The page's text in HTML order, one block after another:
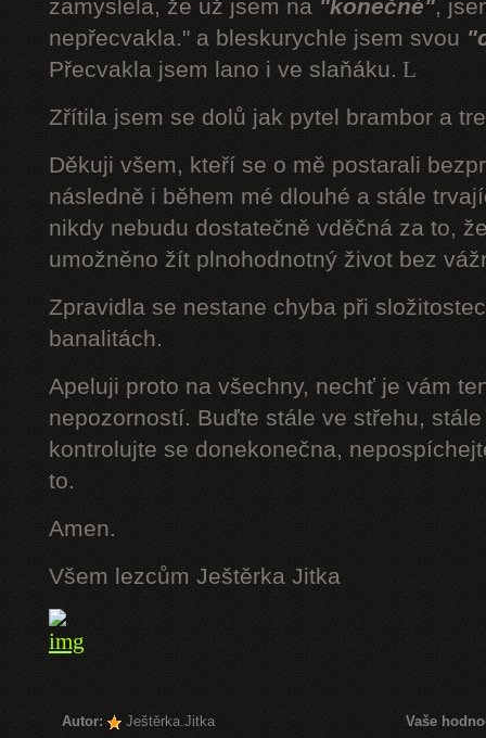
zamyslela, že už jsem na "konečné",
nepřecvakla." a bleskurychle jsem svou
Přecvakla jsem lano i ve slaňáku. L
Zřítila jsem se dolů jak pytel brambor a
Děkuji všem, kteří se o mě postarali
následně i během mé dlouhé a stále
nikdy nebudu dostatečně vděčná za to,
umožněno žít plnohodnotný život bez
Zpravidla se nestane chyba při
banalitách.
Apeluji proto na všechny, nechť je vám
nepozorností. Buďte stále ve střehu,
kontrolujte se donekonečna,
to.
Amen.
Všem lezcům Ještěrka Jitka
Autor:
Ještěrka.Jitka
Vaše